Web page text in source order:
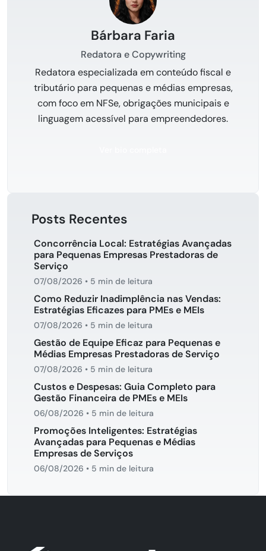
Bárbara Faria
Redatora e Copywriting
Redatora especializada em conteúdo fiscal e
tributário para pequenas e médias empresas,
com foco em NFSe, obrigações municipais e
linguagem acessível para empreendedores.
Posts Recentes
Concorrência Local: Estratégias Avançadas
para Pequenas Empresas Prestadoras de
Serviço
07/08/2026 • 5 min de leitura
Como Reduzir Inadimplência nas Vendas:
Estratégias Eficazes para PMEs e MEIs
07/08/2026 • 5 min de leitura
Gestão de Equipe Eficaz para Pequenas e
Médias Empresas Prestadoras de Serviço
07/08/2026 • 5 min de leitura
Custos e Despesas: Guia Completo para
Gestão Financeira de PMEs e MEIs
06/08/2026 • 5 min de leitura
Promoções Inteligentes: Estratégias
Avançadas para Pequenas e Médias
Empresas de Serviços
06/08/2026 • 5 min de leitura